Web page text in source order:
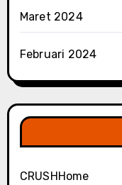
Maret 2024
Februari 2024
CRUSHHome